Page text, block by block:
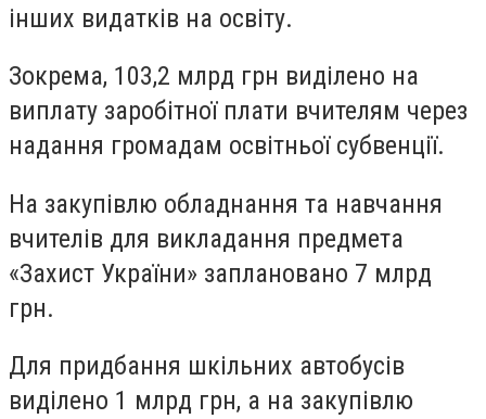
інших видатків на освіту.
Зокрема, 103,2 млрд грн виділено на
виплату заробітної плати вчителям через
надання громадам освітньої субвенції.
На закупівлю обладнання та навчання
вчителів для викладання предмета
«Захист України» заплановано 7 млрд
грн.
Для придбання шкільних автобусів
виділено 1 млрд грн, а на закупівлю